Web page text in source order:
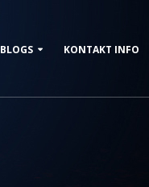
BLOGS KONTAKT INFO